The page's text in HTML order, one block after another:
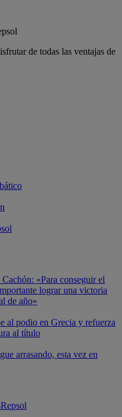
de todas las ventajas de
«Para conseguir el
lograr una victoria
de año»
al podio en Grecia y refuerza
al título
arrasando, esta vez en